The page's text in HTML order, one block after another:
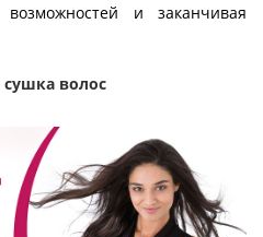
и заканчивая
волос